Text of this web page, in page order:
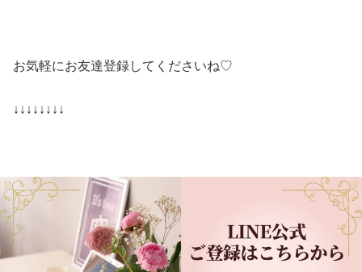
お気軽にお友達登録してくださいね♡
↓↓↓↓↓↓↓↓